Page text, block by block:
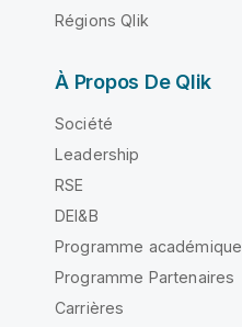
Régions Qlik
À Propos De Qlik
Société
Leadership
RSE
DEI&B
Programme académique
Programme Partenaires
Carrières